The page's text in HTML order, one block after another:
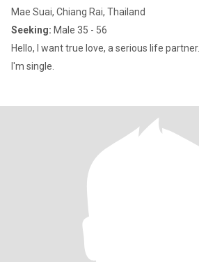
Mae Suai, Chiang Rai, Thailand
Seeking: Male 35 - 56
Hello, I want true love, a serious life partner.
I'm single.